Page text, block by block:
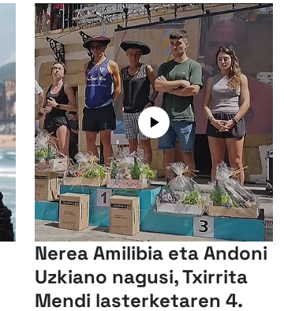
Nerea Amilibia eta Andoni
Uzkiano nagusi, Txirrita
Mendi lasterketaren 4.